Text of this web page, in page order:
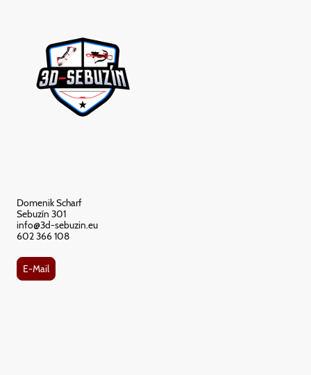
Domenik Scharf
Sebuzín 301
info@3d-sebuzin.eu
602 366 108
E-Mail